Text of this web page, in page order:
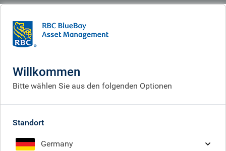
What we do
RBC Funds (Lux) - Global
Willkommen
Bitte wählen Sie aus den folgenden Optionen
Standort
Germany